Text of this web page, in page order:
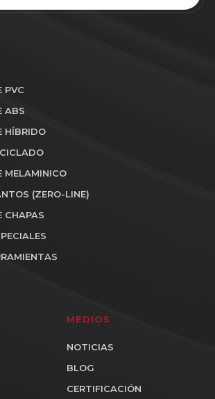
PVC
ABS
HÍBRIDO
MELAMINICO
(ZERO-LINE)
CHAPAS
MEDIOS
NOTICIAS
BLOG
CERTIFICACIÓN